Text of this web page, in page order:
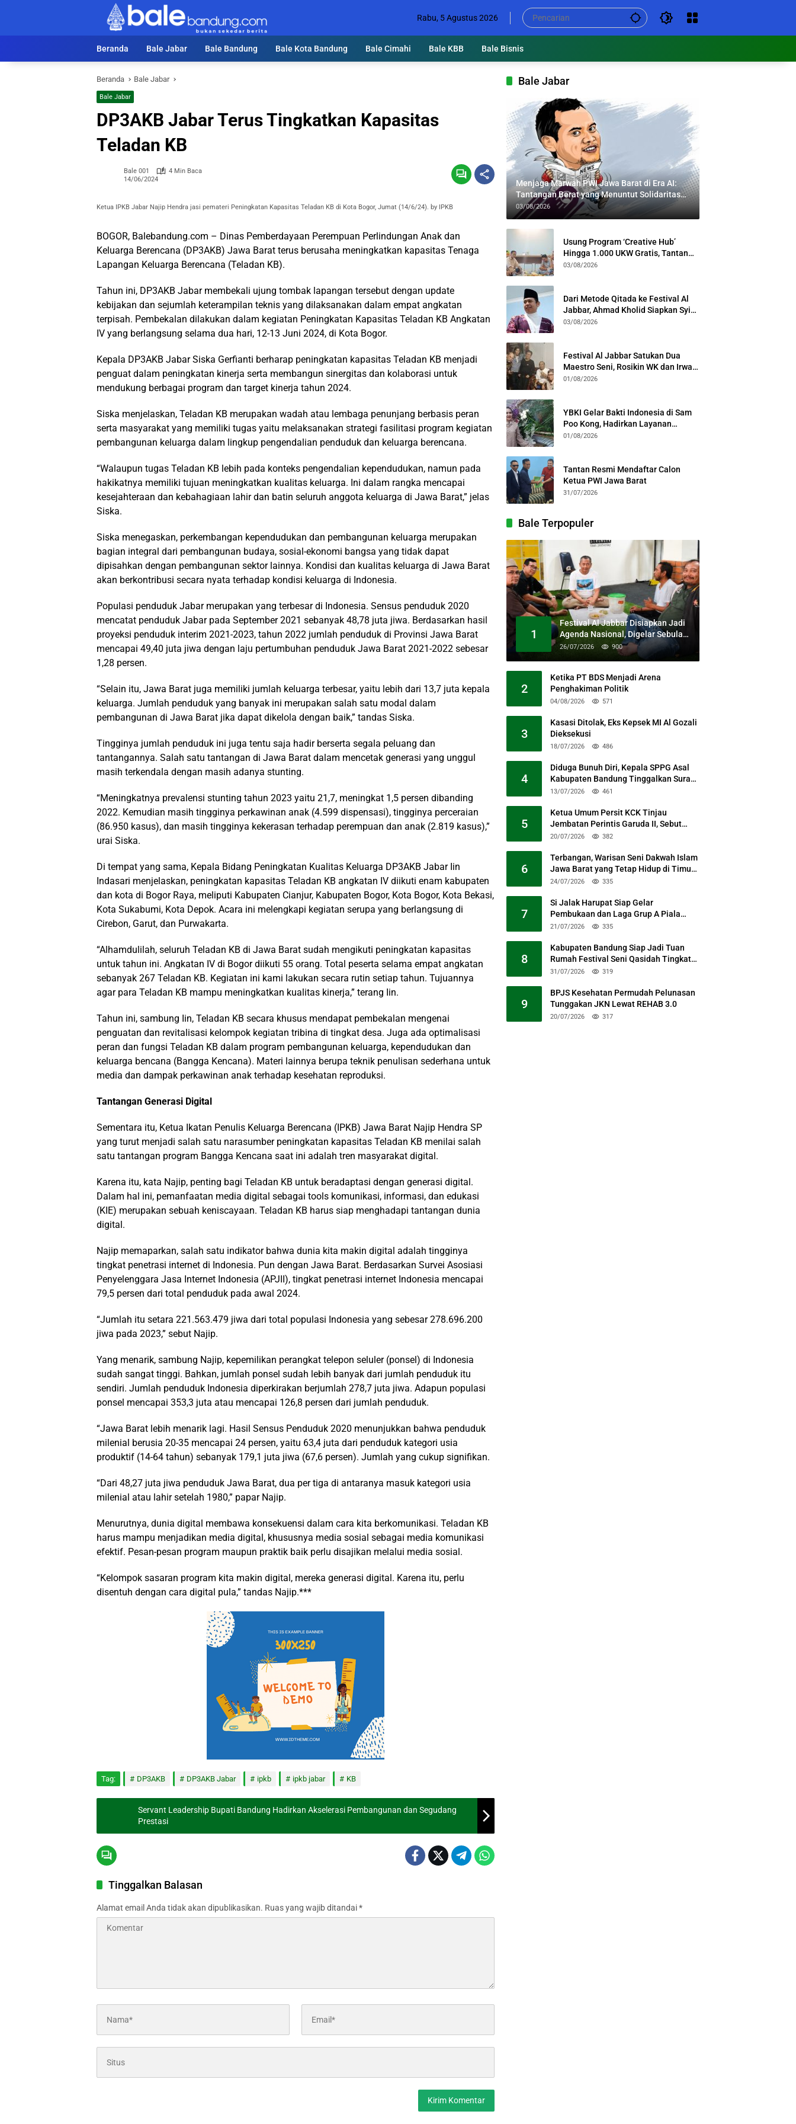
Rabu, 5 Agustus 2026
Beranda Bale Jabar Bale Bandung Bale Kota Bandung Bale Cimahi Bale KBB Bale Bisnis
Beranda Bale Jabar
Bale Jabar
DP3AKB Jabar Terus Tingkatkan Kapasitas
Teladan KB
Bale 001
4 Min Baca
14/06/2024
Ketua IPKB Jabar Najip Hendra jasi pemateri Peningkatan Kapasitas Teladan KB di Kota Bogor, Jumat (14/6/24). by IPKB
BOGOR, Balebandung.com – Dinas Pemberdayaan Perempuan Perlindungan Anak dan
Keluarga Berencana (DP3AKB) Jawa Barat terus berusaha meningkatkan kapasitas Tenaga
Lapangan Keluarga Berencana (Teladan KB).
Tahun ini, DP3AKB Jabar membekali ujung tombak lapangan tersebut dengan update
kebijakan dan sejumlah keterampilan teknis yang dilaksanakan dalam empat angkatan
terpisah. Pembekalan dilakukan dalam kegiatan Peningkatan Kapasitas Teladan KB Angkatan
IV yang berlangsung selama dua hari, 12-13 Juni 2024, di Kota Bogor.
Kepala DP3AKB Jabar Siska Gerfianti berharap peningkatan kapasitas Teladan KB menjadi
penguat dalam peningkatan kinerja serta membangun sinergitas dan kolaborasi untuk
mendukung berbagai program dan target kinerja tahun 2024.
Siska menjelaskan, Teladan KB merupakan wadah atau lembaga penunjang berbasis peran
serta masyarakat yang memiliki tugas yaitu melaksanakan strategi fasilitasi program kegiatan
pembangunan keluarga dalam lingkup pengendalian penduduk dan keluarga berencana.
“Walaupun tugas Teladan KB lebih pada konteks pengendalian kependudukan, namun pada
hakikatnya memiliki tujuan meningkatkan kualitas keluarga. Ini dalam rangka mencapai
kesejahteraan dan kebahagiaan lahir dan batin seluruh anggota keluarga di Jawa Barat,” jelas
Siska.
Siska menegaskan, perkembangan kependudukan dan pembangunan keluarga merupakan
bagian integral dari pembangunan budaya, sosial-ekonomi bangsa yang tidak dapat
dipisahkan dengan pembangunan sektor lainnya. Kondisi dan kualitas keluarga di Jawa Barat
akan berkontribusi secara nyata terhadap kondisi keluarga di Indonesia.
Populasi penduduk Jabar merupakan yang terbesar di Indonesia. Sensus penduduk 2020
mencatat penduduk Jabar pada September 2021 sebanyak 48,78 juta jiwa. Berdasarkan hasil
proyeksi penduduk interim 2021-2023, tahun 2022 jumlah penduduk di Provinsi Jawa Barat
mencapai 49,40 juta jiwa dengan laju pertumbuhan penduduk Jawa Barat 2021-2022 sebesar
1,28 persen.
“Selain itu, Jawa Barat juga memiliki jumlah keluarga terbesar, yaitu lebih dari 13,7 juta kepala
keluarga. Jumlah penduduk yang banyak ini merupakan salah satu modal dalam
pembangunan di Jawa Barat jika dapat dikelola dengan baik,” tandas Siska.
Tingginya jumlah penduduk ini juga tentu saja hadir berserta segala peluang dan
tantangannya. Salah satu tantangan di Jawa Barat dalam mencetak generasi yang unggul
masih terkendala dengan masih adanya stunting.
“Meningkatnya prevalensi stunting tahun 2023 yaitu 21,7, meningkat 1,5 persen dibanding
2022. Kemudian masih tingginya perkawinan anak (4.599 dispensasi), tingginya perceraian
(86.950 kasus), dan masih tingginya kekerasan terhadap perempuan dan anak (2.819 kasus),”
urai Siska.
Di tempat yang sama, Kepala Bidang Peningkatan Kualitas Keluarga DP3AKB Jabar Iin
Indasari menjelaskan, peningkatan kapasitas Teladan KB angkatan IV diikuti enam kabupaten
dan kota di Bogor Raya, meliputi Kabupaten Cianjur, Kabupaten Bogor, Kota Bogor, Kota Bekasi,
Kota Sukabumi, Kota Depok. Acara ini melengkapi kegiatan serupa yang berlangsung di
Cirebon, Garut, dan Purwakarta.
“Alhamdulilah, seluruh Teladan KB di Jawa Barat sudah mengikuti peningkatan kapasitas
untuk tahun ini. Angkatan IV di Bogor diikuti 55 orang. Total peserta selama empat angkatan
sebanyak 267 Teladan KB. Kegiatan ini kami lakukan secara rutin setiap tahun. Tujuannya
agar para Teladan KB mampu meningkatkan kualitas kinerja,” terang Iin.
Tahun ini, sambung Iin, Teladan KB secara khusus mendapat pembekalan mengenai
penguatan dan revitalisasi kelompok kegiatan tribina di tingkat desa. Juga ada optimalisasi
peran dan fungsi Teladan KB dalam program pembangunan keluarga, kependudukan dan
keluarga bencana (Bangga Kencana). Materi lainnya berupa teknik penulisan sederhana untuk
media dan dampak perkawinan anak terhadap kesehatan reproduksi.
Tantangan Generasi Digital
Sementara itu, Ketua Ikatan Penulis Keluarga Berencana (IPKB) Jawa Barat Najip Hendra SP
yang turut menjadi salah satu narasumber peningkatan kapasitas Teladan KB menilai salah
satu tantangan program Bangga Kencana saat ini adalah tren masyarakat digital.
Karena itu, kata Najip, penting bagi Teladan KB untuk beradaptasi dengan generasi digital.
Dalam hal ini, pemanfaatan media digital sebagai tools komunikasi, informasi, dan edukasi
(KIE) merupakan sebuah keniscayaan. Teladan KB harus siap menghadapi tantangan dunia
digital.
Najip memaparkan, salah satu indikator bahwa dunia kita makin digital adalah tingginya
tingkat penetrasi internet di Indonesia. Pun dengan Jawa Barat. Berdasarkan Survei Asosiasi
Penyelenggara Jasa Internet Indonesia (APJII), tingkat penetrasi internet Indonesia mencapai
79,5 persen dari total penduduk pada awal 2024.
“Jumlah itu setara 221.563.479 jiwa dari total populasi Indonesia yang sebesar 278.696.200
jiwa pada 2023,” sebut Najip.
Yang menarik, sambung Najip, kepemilikan perangkat telepon seluler (ponsel) di Indonesia
sudah sangat tinggi. Bahkan, jumlah ponsel sudah lebih banyak dari jumlah penduduk itu
sendiri. Jumlah penduduk Indonesia diperkirakan berjumlah 278,7 juta jiwa. Adapun populasi
ponsel mencapai 353,3 juta atau mencapai 126,8 persen dari jumlah penduduk.
“Jawa Barat lebih menarik lagi. Hasil Sensus Penduduk 2020 menunjukkan bahwa penduduk
milenial berusia 20-35 mencapai 24 persen, yaitu 63,4 juta dari penduduk kategori usia
produktif (14-64 tahun) sebanyak 179,1 juta jiwa (67,6 persen). Jumlah yang cukup signifikan.
“Dari 48,27 juta jiwa penduduk Jawa Barat, dua per tiga di antaranya masuk kategori usia
milenial atau lahir setelah 1980,” papar Najip.
Menurutnya, dunia digital membawa konsekuensi dalam cara kita berkomunikasi. Teladan KB
harus mampu menjadikan media digital, khususnya media sosial sebagai media komunikasi
efektif. Pesan-pesan program maupun praktik baik perlu disajikan melalui media sosial.
“Kelompok sasaran program kita makin digital, mereka generasi digital. Karena itu, perlu
disentuh dengan cara digital pula,” tandas Najip.***
Tag: DP3AKB DP3AKB Jabar ipkb ipkb jabar KB
Servant Leadership Bupati Bandung Hadirkan Akselerasi Pembangunan dan Segudang
Prestasi
Tinggalkan Balasan
Alamat email Anda tidak akan dipublikasikan. Ruas yang wajib ditandai*
Bale Jabar
Menjaga Marwah PWI Jawa Barat di Era AI:
Tantangan Berat yang Menuntut Solidaritas
Lintas Generasi
03/08/2026
Usung Program ‘Creative Hub’
Hingga 1.000 UKW Gratis, Tantan
Sulthon Paparkan Visi PWI Jabar di
03/08/2026
Dari Metode Qitada ke Festival Al
Jabbar, Ahmad Kholid Siapkan Syiar
Al-Qur’an Lewat Nada
03/08/2026
Festival Al Jabbar Satukan Dua
Maestro Seni, Rosikin WK dan Irwan
Guntari Garap Pertunjukan Kolosal
01/08/2026
YBKI Gelar Bakti Indonesia di Sam
Poo Kong, Hadirkan Layanan
Kesehatan Gratis dan Dialog
01/08/2026
Tantan Resmi Mendaftar Calon
Ketua PWI Jawa Barat
31/07/2026
Bale Terpopuler
1
Festival Al Jabbar Disiapkan Jadi
Agenda Nasional, Digelar Sebulan
Penuh di Kawasan Masjid Raya Al
26/07/2026 900
2
Ketika PT BDS Menjadi Arena
Penghakiman Politik
04/08/2026 571
3
Kasasi Ditolak, Eks Kepsek MI Al Gozali
Dieksekusi
18/07/2026 486
4
Diduga Bunuh Diri, Kepala SPPG Asal
Kabupaten Bandung Tinggalkan Surat
Permohonan Maaf
13/07/2026 461
5
Ketua Umum Persit KCK Tinjau
Jembatan Perintis Garuda II, Sebut
Simbol Kebersamaan TNI dan Rakyat
20/07/2026 382
6
Terbangan, Warisan Seni Dakwah Islam
Jawa Barat yang Tetap Hidup di Timur
Kabupaten Bandung
24/07/2026 335
7
Si Jalak Harupat Siap Gelar
Pembukaan dan Laga Grup A Piala
Presiden 2026 Sabtu Mendatang
21/07/2026 335
8
Kabupaten Bandung Siap Jadi Tuan
Rumah Festival Seni Qasidah Tingkat
Nasional
31/07/2026 319
9
BPJS Kesehatan Permudah Pelunasan
Tunggakan JKN Lewat REHAB 3.0
20/07/2026 317